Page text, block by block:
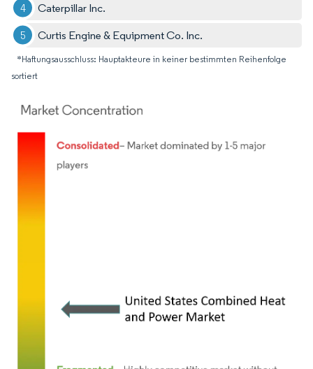
Caterpillar Inc.
Curtis Engine & Equipment Co. Inc.
*Haftungsausschluss: Hauptakteure in keiner bestimmten Reihenfolge
sortiert